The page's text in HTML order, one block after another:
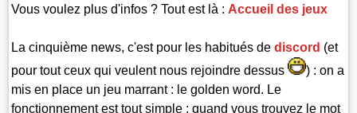
Vous voulez plus d'infos ? Tout est là : Accueil des jeux
La cinquième news, c'est pour les habitués dediscord (et
pour tout ceux qui veulent nous rejoindre dessus
) : on a
mis en place un jeu marrant : le golden word. Le
fonctionnement est tout simple : quand vous trouvez le mot